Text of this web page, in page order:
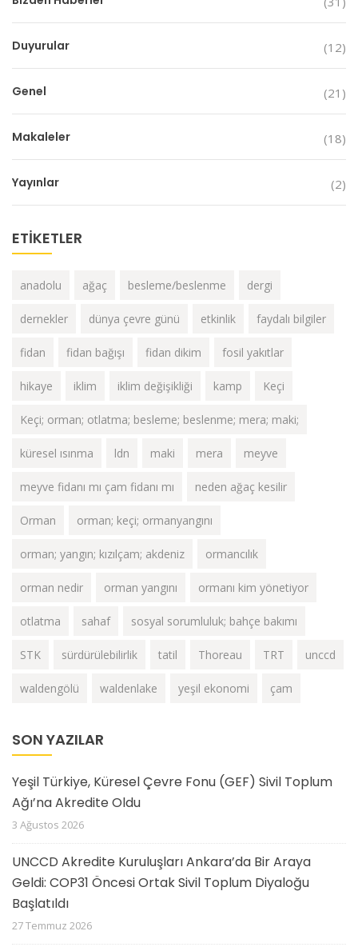
Duyurular (12)
Genel (21)
Makaleler (18)
Yayınlar (2)
ETIKETLER
anadolu ağaç besleme/beslenme dergi
dernekler dünya çevre günü etkinlik faydalı bilgiler
fidan fidan bağışı fidan dikim fosil yakıtlar
hikaye iklim iklim değişikliği kamp Keçi
Keçi; orman; otlatma; besleme; beslenme; mera; maki;
küresel ısınma ldn maki mera meyve
meyve fidanı mı çam fidanı mı neden ağaç kesilir
Orman orman; keçi; ormanyangını
orman; yangın; kızılçam; akdeniz ormancılık
orman nedir orman yangını ormanı kim yönetiyor
otlatma sahaf sosyal sorumluluk; bahçe bakımı
STK sürdürülebilirlik tatil Thoreau TRT unccd
waldengölü waldenlake yeşil ekonomi çam
SON YAZILAR
Yeşil Türkiye, Küresel Çevre Fonu (GEF) Sivil Toplum
Ağı’na Akredite Oldu
3 Ağustos 2026
UNCCD Akredite Kuruluşları Ankara’da Bir Araya
Geldi: COP31 Öncesi Ortak Sivil Toplum Diyaloğu
Başlatıldı
27 Temmuz 2026